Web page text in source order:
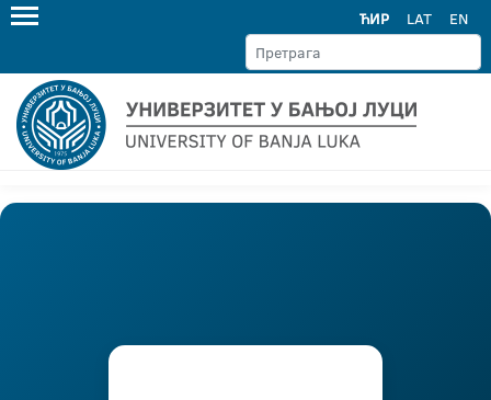
ЋИР LAT EN